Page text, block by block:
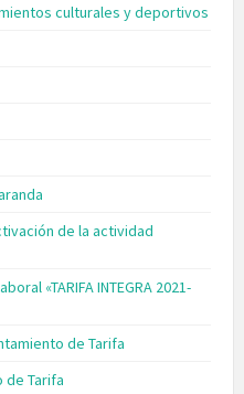
culturales y deportivos
de la actividad
«TARIFA INTEGRA 2021-
de Tarifa
de Tarifa